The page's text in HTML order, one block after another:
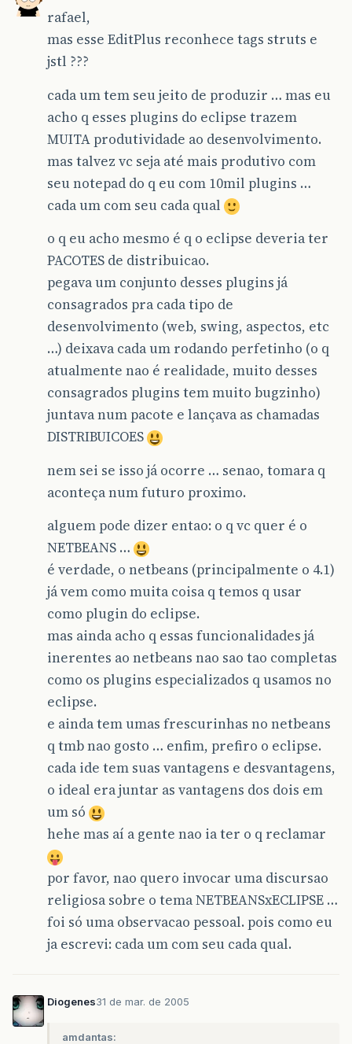
rafael,
mas esse EditPlus reconhece tags struts e
jstl ???
cada um tem seu jeito de produzir … mas eu
acho q esses plugins do eclipse trazem
MUITA produtividade ao desenvolvimento.
mas talvez vc seja até mais produtivo com
seu notepad do q eu com 10mil plugins …
cada um com seu cada qual
o q eu acho mesmo é q o eclipse deveria ter
PACOTES de distribuicao.
pegava um conjunto desses plugins já
consagrados pra cada tipo de
desenvolvimento (web, swing, aspectos, etc
…) deixava cada um rodando perfetinho (o q
atualmente nao é realidade, muito desses
consagrados plugins tem muito bugzinho)
juntava num pacote e lançava as chamadas
DISTRIBUICOES
nem sei se isso já ocorre … senao, tomara q
aconteça num futuro proximo.
alguem pode dizer entao: o q vc quer é o
NETBEANS …
é verdade, o netbeans (principalmente o 4.1)
já vem como muita coisa q temos q usar
como plugin do eclipse.
mas ainda acho q essas funcionalidades já
inerentes ao netbeans nao sao tao completas
como os plugins especializados q usamos no
eclipse.
e ainda tem umas frescurinhas no netbeans
q tmb nao gosto … enfim, prefiro o eclipse.
cada ide tem suas vantagens e desvantagens,
o ideal era juntar as vantagens dos dois em
um só
hehe mas aí a gente nao ia ter o q reclamar
por favor, nao quero invocar uma discursao
religiosa sobre o tema NETBEANSxECLIPSE …
foi só uma observacao pessoal. pois como eu
ja escrevi: cada um com seu cada qual.
Diogenes31 de mar. de 2005
amdantas: